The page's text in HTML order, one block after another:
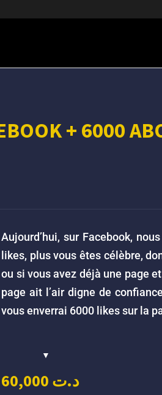
+ 6000
Aujourd’hui, sur Facebook,
likes, plus vous êtes célèbre,
ou si vous avez déjà une page
page ait l’air digne de
vous enverrai 6000 likes sur la
د.ت